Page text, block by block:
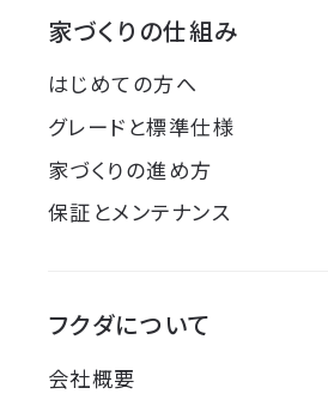
家づくりの仕組み
はじめての方へ
グレードと標準仕様
家づくりの進め方
保証とメンテナンス
フクダについて
会社概要